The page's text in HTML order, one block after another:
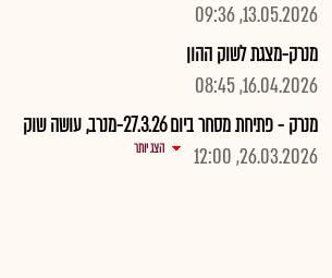
13.05.2026, 09:36
מנרק-מצגת לשוק ההון
16.04.2026, 08:45
מנרק - פתיחת מסחר ביום 27.3.26-מנרב, עושה שוק
26.03.2026, 12:00
הצג יותר